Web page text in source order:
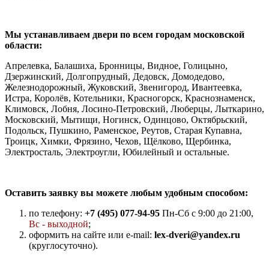
Мы устанавливаем двери по всем городам московской
области:
Апрелевка, Балашиха, Бронницы, Видное, Голицыно,
Дзержинский, Долгопрудный, Дедовск, Домодедово,
Железнодорожный, Жуковский, Звенигород, Ивантеевка,
Истра, Королёв, Котельники, Красногорск, Краснознаменск,
Климовск, Лобня, Лосино-Петровский, Люберцы, Лыткарино,
Московский, Мытищи, Ногинск, Одинцово, Октябрьский,
Подольск, Пушкино, Раменское, Реутов, Старая Купавна,
Троицк, Химки, Фрязино, Чехов, Щёлково, Щербинка,
Электросталь, Электроугли, Юбилейный и остальные.
Оставить заявку вы можете любым удобным способом:
по телефону: +7 (495) 077-94-95 Пн-Сб с 9:00 до 21:00,
Вс - выходной;
оформить на сайте или e-mail: lex-dveri@yandex.ru
(круглосуточно).